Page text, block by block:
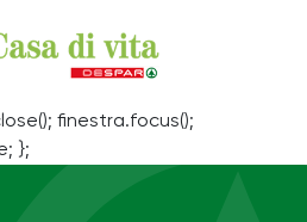
finestra.focus();
};